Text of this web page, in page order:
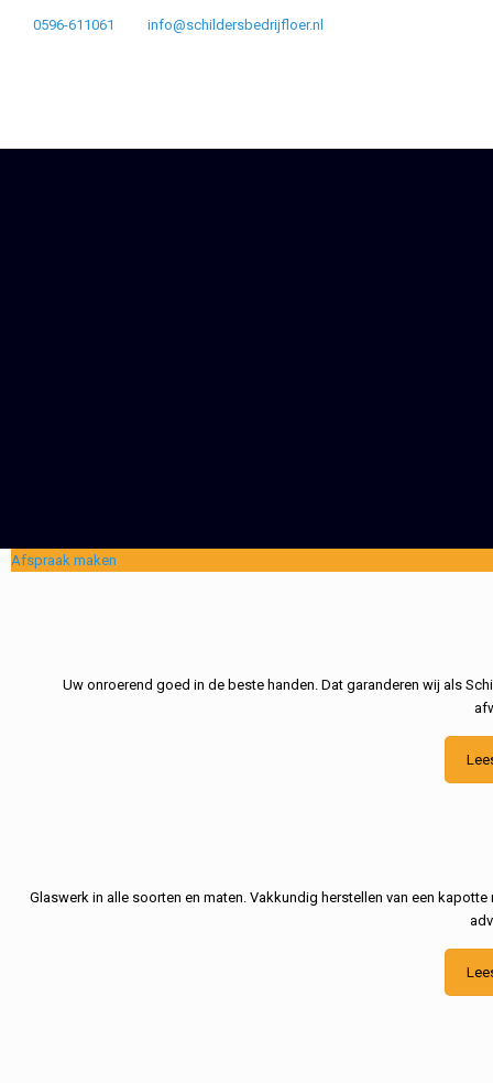
0596-611061 info@schildersbedrijfloer.nl
Afspraak maken
Uw onroerend goed in de beste handen. Dat garanderen wij als
Glaswerk in alle soorten en maten. Vakkundig herstellen van een